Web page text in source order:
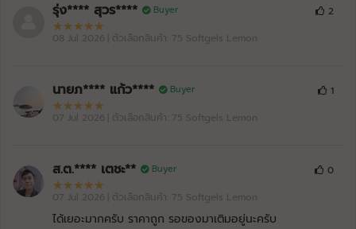
รุ่ง**** สุวร**** Buyer
08 Jul 2026 | ตัวเลือกสินค้า: 75 Softgels Lemon
2
นายภ**** แก้ว**** Buyer
07 Jul 2026 | ตัวเลือกสินค้า: 75 Softgels Lemon
1
ส.ต.**** เตชะ** Buyer
07 Jul 2026 | ตัวเลือกสินค้า: 75 Softgels Lemon
0
ได้เยอะมากครับ ราคาถูก รอของมาเติมอยู่นะครับ